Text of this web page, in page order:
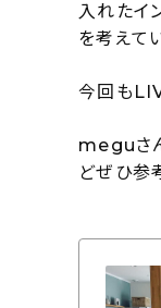
入れたイ
を考えて
今回も
meguさ
どぜひ参